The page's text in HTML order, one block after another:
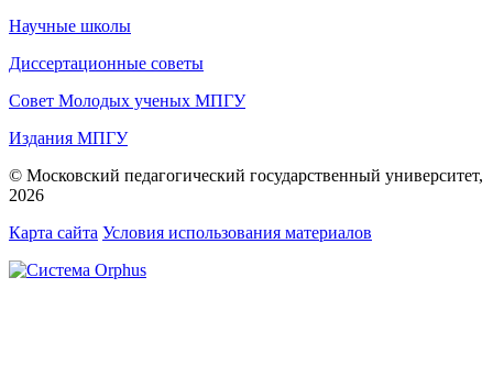
Научные школы
Диссертационные советы
Совет Молодых ученых МПГУ
Издания МПГУ
© Московский педагогический государственный университет,
2026
Карта сайта Условия использования материалов